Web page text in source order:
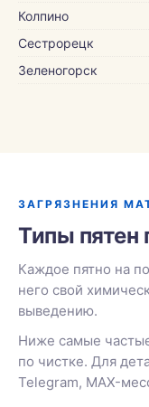
Колпино
Сестрорецк
Зеленогорск
ЗАГРЯЗНЕНИЯ
Типы пятен
Каждое пятно на
него свой
выведению.
Ниже самые
по чистке. Для
Telegram, MAX-